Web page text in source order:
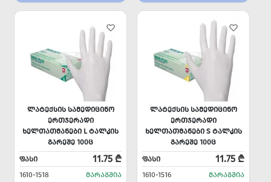
ᲚᲐᲢᲔᲥᲡᲘᲡ ᲡᲐᲛᲔᲓᲘᲪᲘᲜᲝ
ᲔᲠᲗᲯᲔᲠᲐᲓᲘ
ᲮᲔᲚᲗᲐᲗᲛᲐᲜᲔᲑᲘ L ᲢᲐᲚᲙᲘᲡ
ᲒᲐᲠᲔᲨᲔ 100Ც
ᲤᲐᲡᲘ
11.75 ₾
1610-1518 ᲛᲐᲠᲐᲒᲨᲘᲐ
ᲚᲐᲢᲔᲥᲡᲘᲡ ᲡᲐᲛᲔᲓᲘᲪᲘᲜᲝ
ᲔᲠᲗᲯᲔᲠᲐᲓᲘ
ᲮᲔᲚᲗᲐᲗᲛᲐᲜᲔᲑᲘ S ᲢᲐᲚᲙᲘᲡ
ᲒᲐᲠᲔᲨᲔ 100Ც
ᲤᲐᲡᲘ
11.75 ₾
1610-1516 ᲛᲐᲠᲐᲒᲨᲘᲐ